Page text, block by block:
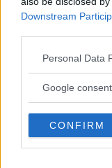
Downstream
Please note that
not limited to your
use your data for
consent section.
Personal Data
Google
CONFIRM
Färganalys